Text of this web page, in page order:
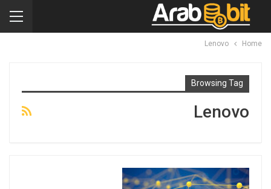
Home
Lenovo
Browsing Tag
Lenovo